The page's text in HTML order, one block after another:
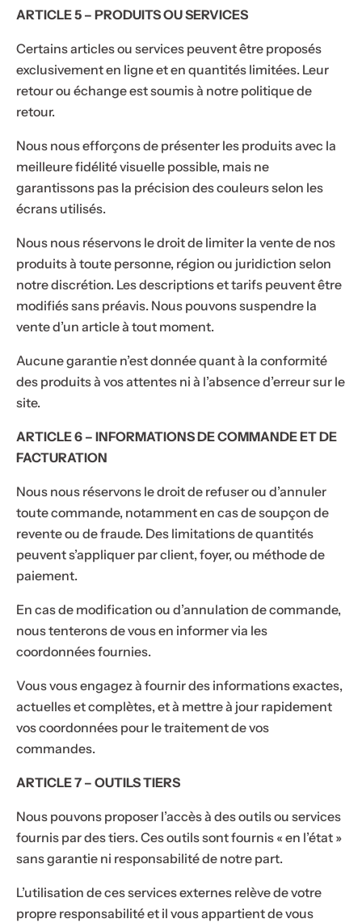
ARTICLE 5 – PRODUITS OU SERVICES
Certains articles ou services peuvent être proposés
exclusivement en ligne et en quantités limitées. Leur
retour ou échange est soumis à notre politique de
retour.
Nous nous efforçons de présenter les produits avec la
meilleure fidélité visuelle possible, mais ne
garantissons pas la précision des couleurs selon les
écrans utilisés.
Nous nous réservons le droit de limiter la vente de nos
produits à toute personne, région ou juridiction selon
notre discrétion. Les descriptions et tarifs peuvent être
modifiés sans préavis. Nous pouvons suspendre la
vente d’un article à tout moment.
Aucune garantie n’est donnée quant à la conformité
des produits à vos attentes ni à l’absence d’erreur sur le
site.
ARTICLE 6 – INFORMATIONS DE COMMANDE ET DE
FACTURATION
Nous nous réservons le droit de refuser ou d’annuler
toute commande, notamment en cas de soupçon de
revente ou de fraude. Des limitations de quantités
peuvent s’appliquer par client, foyer, ou méthode de
paiement.
En cas de modification ou d’annulation de commande,
nous tenterons de vous en informer via les
coordonnées fournies.
Vous vous engagez à fournir des informations exactes,
actuelles et complètes, et à mettre à jour rapidement
vos coordonnées pour le traitement de vos
commandes.
ARTICLE 7 – OUTILS TIERS
Nous pouvons proposer l’accès à des outils ou services
fournis par des tiers. Ces outils sont fournis « en l’état »
sans garantie ni responsabilité de notre part.
L’utilisation de ces services externes relève de votre
propre responsabilité et il vous appartient de vous